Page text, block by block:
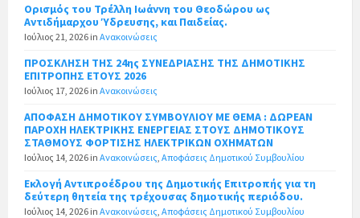
Ορισμός του Τρέλλη Ιωάννη του Θεοδώρου ως
Αντιδήμαρχου Ύδρευσης, και Παιδείας.
Ιούλιος 21, 2026 in Ανακοινώσεις
ΠΡΟΣΚΛΗΣΗ ΤΗΣ 24ης ΣΥΝΕΔΡΙΑΣΗΣ ΤΗΣ ΔΗΜΟΤΙΚΗΣ
ΕΠΙΤΡΟΠΗΣ ΕΤΟΥΣ 2026
Ιούλιος 17, 2026 in Ανακοινώσεις
ΑΠΟΦΑΣΗ ΔΗΜΟΤΙΚΟΥ ΣΥΜΒΟΥΛΙΟΥ ΜΕ ΘΕΜΑ : ΔΩΡΕΑΝ
ΠΑΡΟΧΗ ΗΛΕΚΤΡΙΚΗΣ ΕΝΕΡΓΕΙΑΣ ΣΤΟΥΣ ΔΗΜΟΤΙΚΟΥΣ
ΣΤΑΘΜΟΥΣ ΦΟΡΤΙΣΗΣ ΗΛΕΚΤΡΙΚΩΝ ΟΧΗΜΑΤΩΝ
Ιούλιος 14, 2026 in Ανακοινώσεις Αποφάσεις Δημοτικού Συμβουλίου
Εκλογή Αντιπροέδρου της Δημοτικής Επιτροπής για τη
δεύτερη θητεία της τρέχουσας δημοτικής περιόδου.
Ιούλιος 14, 2026 in Ανακοινώσεις Αποφάσεις Δημοτικού Συμβουλίου